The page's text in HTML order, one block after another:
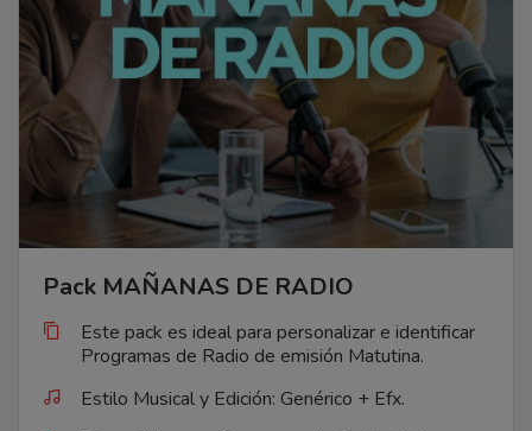
Pack MAÑANAS DE RADIO
Este pack es ideal para personalizar e identificar
Programas de Radio de emisión Matutina.
Estilo Musical y Edición: Genérico + Efx.